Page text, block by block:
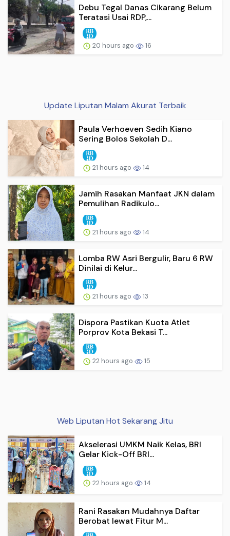
Debu Tegal Danas Cikarang Belum
Teratasi Usai RDP,...
20 hours ago 16
Update Liputan Malam Akurat Terbaik
Paula Verhoeven Sedih Kiano
Sering Bolos Sekolah D...
21 hours ago 14
Jamih Rasakan Manfaat JKN dalam
Pemulihan Radikulo...
21 hours ago 14
Lomba RW Asri Bergulir, Baru 6 RW
Dinilai di Kelur...
21 hours ago 13
Dispora Pastikan Kuota Atlet
Porprov Kota Bekasi T...
22 hours ago 15
Web Liputan Hot Sekarang Jitu
Akselerasi UMKM Naik Kelas, BRI
Gelar Kick-Off BRI...
22 hours ago 14
Rani Rasakan Mudahnya Daftar
Berobat lewat Fitur M...